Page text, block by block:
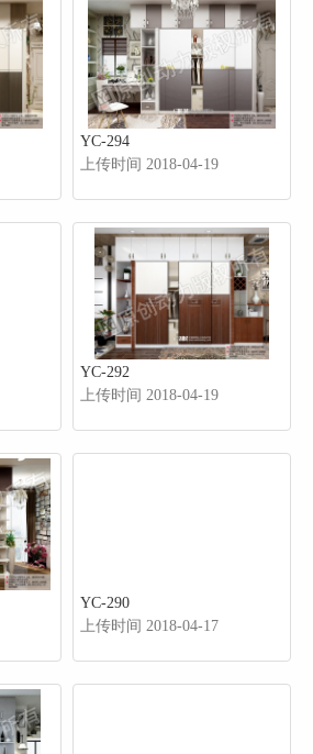
YC-294
上传时间 2018-04-19
YC-292
上传时间 2018-04-19
YC-290
上传时间 2018-04-17